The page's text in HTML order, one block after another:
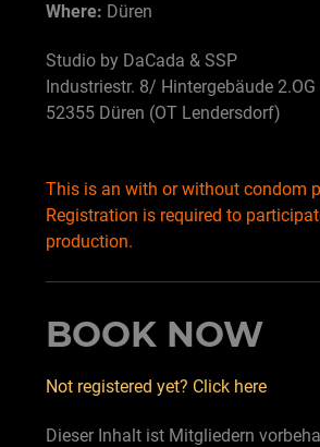
Where: Düren
Studio by DaCada & SSP
Industriestr. 8/ Hintergebäude 2.OG
52355 Düren (OT Lendersdorf)
This is an with or without condom
Registration is required to
production.
BOOK NOW
Not registered yet? Click here
Dieser Inhalt ist Mitgliedern